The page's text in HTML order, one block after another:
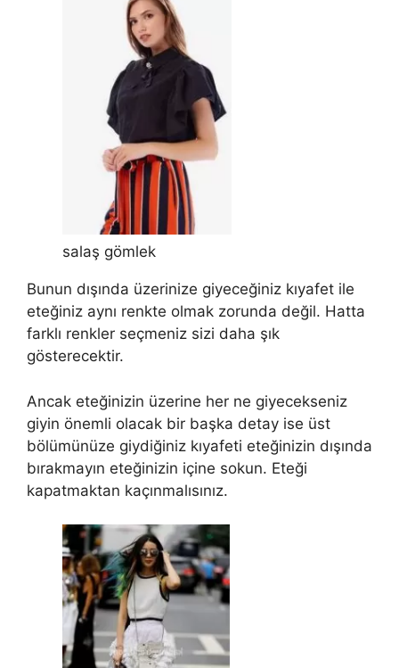
salaş gömlek
Bunun dışında üzerinize giyeceğiniz kıyafet ile
eteğiniz aynı renkte olmak zorunda değil. Hatta
farklı renkler seçmeniz sizi daha şık
gösterecektir.
Ancak eteğinizin üzerine her ne giyecekseniz
giyin önemli olacak bir başka detay ise üst
bölümünüze giydiğiniz kıyafeti eteğinizin dışında
bırakmayın eteğinizin içine sokun. Eteği
kapatmaktan kaçınmalısınız.